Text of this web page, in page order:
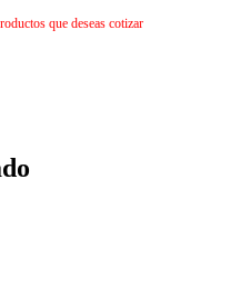
que deseas cotizar